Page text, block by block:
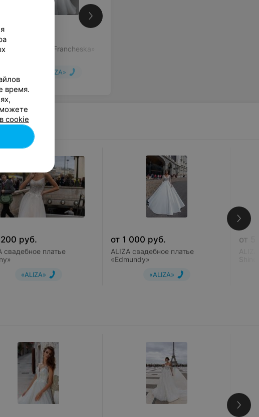
от
ALIZA платье «Francheska»
«ALIZA»
руб.
свадебное платье
«ALIZA»
от 1 000 руб.
ALIZA свадебное платье
«Edmundy»
«ALIZA»
от
время.
cookie